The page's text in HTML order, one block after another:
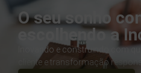
O seu sonho
escolhendo a
Inovando e construindo com
cliente e transformação